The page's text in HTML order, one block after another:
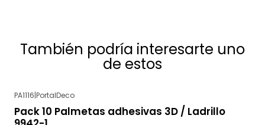
También podría interesarte uno
de estos
PA1116|PortalDeco
Pack 10 Palmetas adhesivas 3D / Ladrillo